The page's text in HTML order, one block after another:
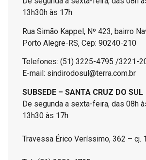
13h30h às 17h
Rua Simão Kappel, Nº 423, bairro
Porto Alegre-RS, Cep: 90240-210
Telefones: (51) 3225-4795 /3221-
E-mail: sindirodosul@terra.com.br
SUBSEDE – SANTA CRUZ DO SUL
De segunda a sexta-feira, das 08h
13h30 às 17h
Travessa Érico Veríssimo, 362 – cj.